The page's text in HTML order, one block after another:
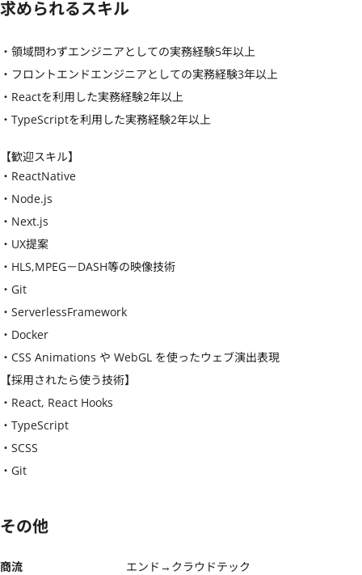
求められるスキル
・領域問わずエンジニアとしての実務経験5年以上
・フロントエンドエンジニアとしての実務経験3年以上
・Reactを利用した実務経験2年以上
・TypeScriptを利用した実務経験2年以上
【歓迎スキル】
・ReactNative
・Node.js
・Next.js
・UX提案
・HLS,MPEG－DASH等の映像技術
・Git
・ServerlessFramework
・Docker
・CSS Animations や WebGL を使ったウェブ演出表現
【採用されたら使う技術】
・React, React Hooks
・TypeScript
・SCSS
・Git
その他
商流
エンド→クラウドテック